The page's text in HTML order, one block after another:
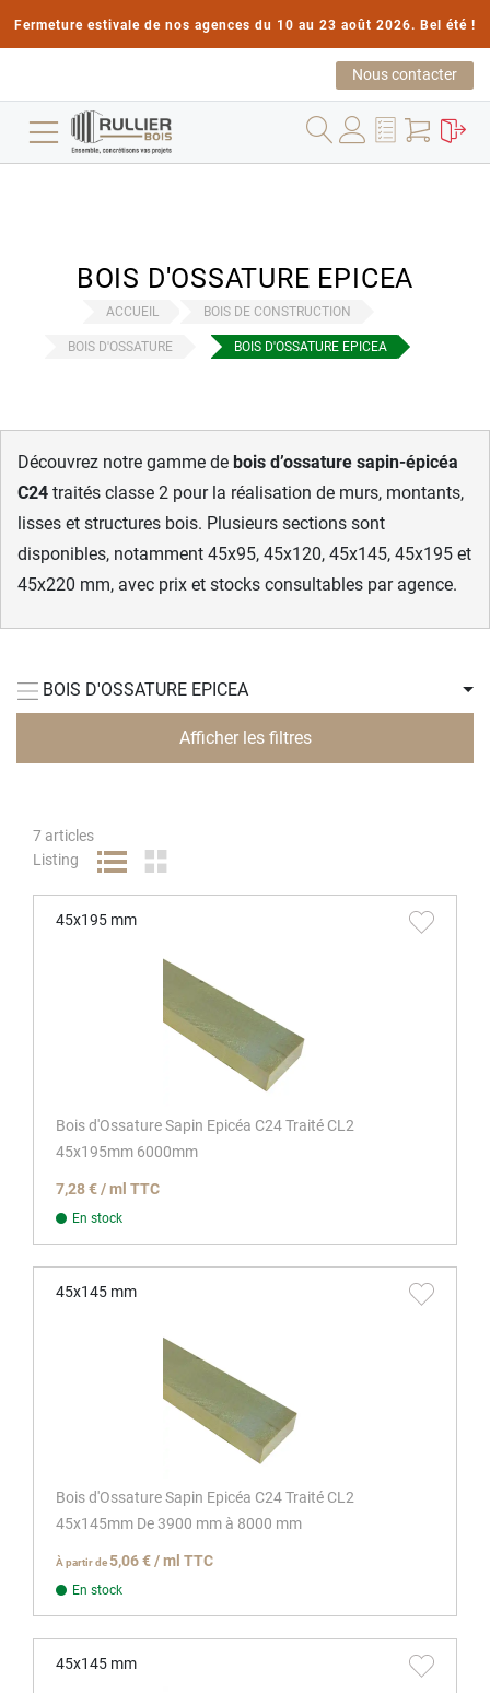
Fermeture estivale de nos agences du 10 au 23 août 2026. Bel été !
Nous contacter
BOIS D'OSSATURE EPICEA
ACCUEIL BOIS DE CONSTRUCTION
BOIS D'OSSATURE BOIS D'OSSATURE EPICEA
Découvrez notre gamme de bois d’ossature sapin-épicéa
C24 traités classe 2 pour la réalisation de murs, montants,
lisses et structures bois. Plusieurs sections sont
disponibles, notamment 45x95, 45x120, 45x145, 45x195 et
45x220 mm, avec prix et stocks consultables par agence.
7 articles
Listing
45x195 mm
Bois d'Ossature Sapin Epicéa C24 Traité CL2
45x195mm 6000mm
7,28 € / ml TTC
En stock
45x145 mm
Bois d'Ossature Sapin Epicéa C24 Traité CL2
45x145mm De 3900 mm à 8000 mm
À partir de5,06 € / ml TTC
En stock
45x145 mm
BOIS D'OSSATURE EPICEA
Afficher les filtres